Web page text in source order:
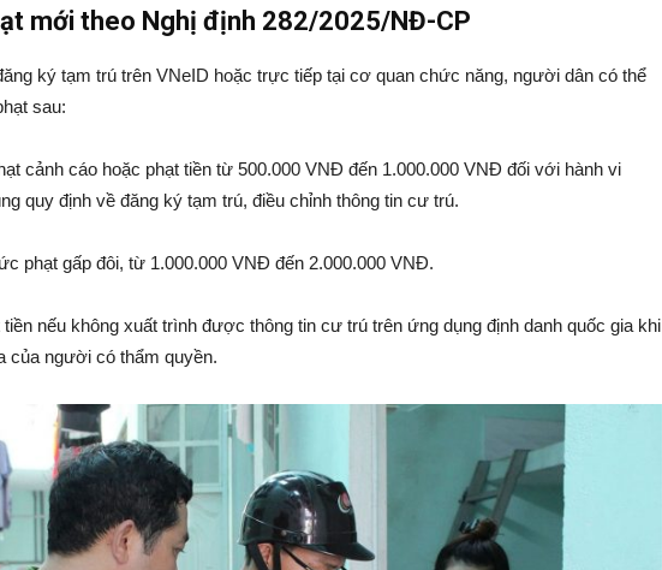
mới theo Nghị định 282/2025/NĐ-CP
ký tạm trú trên VNeID hoặc trực tiếp tại cơ quan chức năng, người dân có thể
sau:
cảnh cáo hoặc phạt tiền từ 500.000 VNĐ đến 1.000.000 VNĐ đối với hành vi
quy định về đăng ký tạm trú, điều chỉnh thông tin cư trú.
phạt gấp đôi, từ 1.000.000 VNĐ đến 2.000.000 VNĐ.
nếu không xuất trình được thông tin cư trú trên ứng dụng định danh quốc gia khi
của người có thẩm quyền.